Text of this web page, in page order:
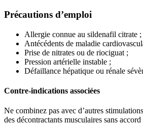
Précautions d’emploi
Allergie connue au sildenafil citrate ;
Antécédents de maladie
Prise de nitrates ou de riociguat ;
Pression artérielle instable ;
Défaillance hépatique ou rénale
Contre-indications associées
Ne combinez pas avec d’autres
des décontractants musculaires sans